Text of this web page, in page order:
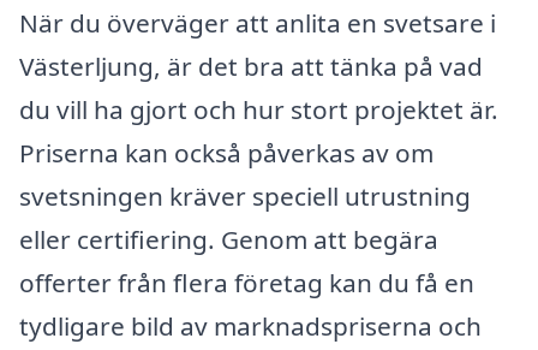
När du överväger att anlita en svetsare i
Västerljung, är det bra att tänka på vad
du vill ha gjort och hur stort projektet är.
Priserna kan också påverkas av om
svetsningen kräver speciell utrustning
eller certifiering. Genom att begära
offerter från flera företag kan du få en
tydligare bild av marknadspriserna och